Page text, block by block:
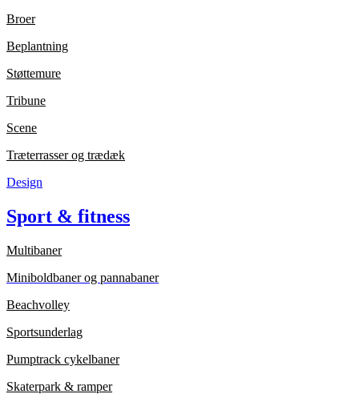
Broer
Beplantning
Støttemure
Tribune
Scene
Træterrasser og trædæk
Design
Sport & fitness
Multibaner
Miniboldbaner og pannabaner
Beachvolley
Sportsunderlag
Pumptrack cykelbaner
Skaterpark & ramper